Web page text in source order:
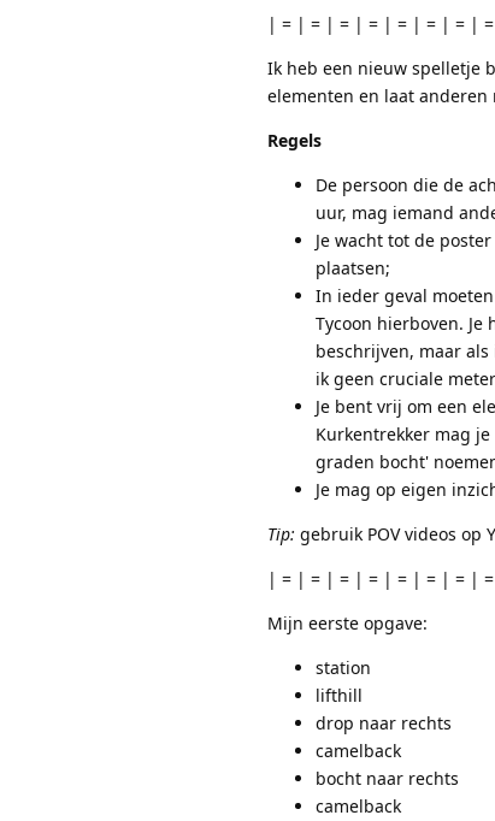
| = | = | = | = | = | = | = |
Ik heb een nieuw spelletje
elementen en laat anderen
Regels
De persoon die de
uur, mag iemand
Je wacht tot de
plaatsen;
In ieder geval
Tycoon hierboven.
beschrijven, maar
ik geen cruciale
Je bent vrij om een
Kurkentrekker mag
graden bocht'
Je mag op eigen
Tip: gebruik POV videos op
| = | = | = | = | = | = | = |
Mijn eerste opgave:
station
lifthill
drop naar rechts
camelback
bocht naar rechts
camelback